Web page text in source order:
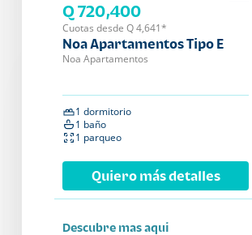
Q 720,400
Cuotas desde Q 4,641*
Noa Apartamentos Tipo E
Noa Apartamentos
1 dormitorio
1 baño
1 parqueo
Quiero más detalles
Descubre mas aqui